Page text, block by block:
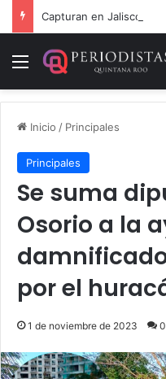
Menú
Inicio / Principales
Principales
Se suma
Osorio a la
por el
1 de noviembre de 2023 0